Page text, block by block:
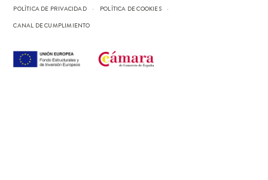
POLÍTICA DE PRIVACIDAD
POLÍTICA DE COOKIES
CANAL DE CUMPLIMIENTO